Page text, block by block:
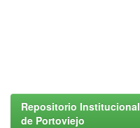
Repositorio
de Portoviejo